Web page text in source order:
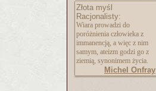
Złota myśl
Racjonalisty:
Wiara prowadzi do
poróżnienia człowieka z
immanencją, a więc z nim
samym, ateizm godzi go z
ziemią, synonimem życia.
Michel Onfray